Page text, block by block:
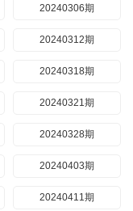
20240306期
20240312期
20240318期
20240321期
20240328期
20240403期
20240411期